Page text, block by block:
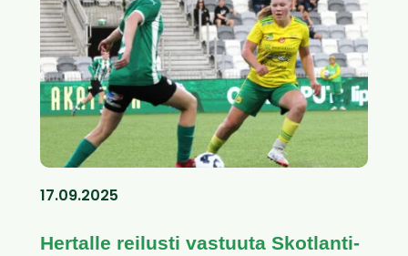
17.09.2025
Hertalle reilusti vastuuta Skotlanti-